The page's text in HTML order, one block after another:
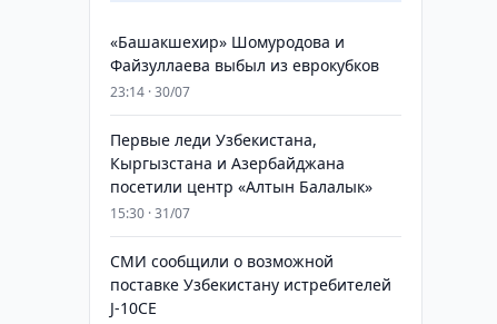
«Башакшехир» Шомуродова и
Файзуллаева выбыл из еврокубков
23:14 · 30/07
Первые леди Узбекистана,
Кыргызстана и Азербайджана
посетили центр «Алтын Балалык»
15:30 · 31/07
СМИ сообщили о возможной
поставке Узбекистану истребителей
J-10CE